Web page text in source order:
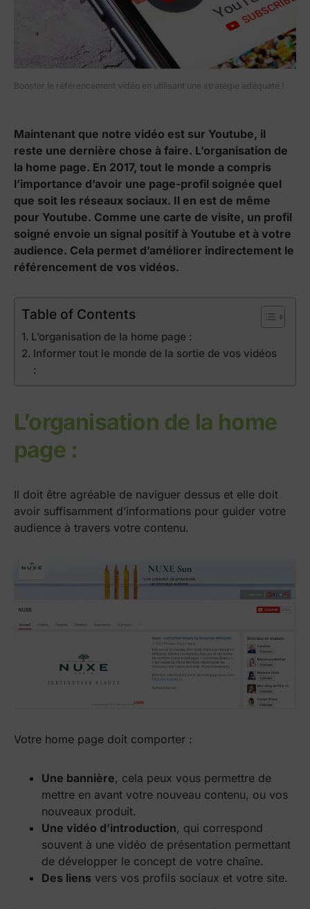
Booster le référencement vidéo en utilisant une stratégie adéquate !
Maintenant que notre vidéo est sur Youtube, il
reste une dernière chose à faire. L’organisation de
la home page. En 2017, tout le monde a compris
l’importance d’avoir une page-profil soignée quel
que soit les réseaux sociaux. Il en est de même
pour Youtube. Comme une carte de visite, un profil
soigné envoie un signal positif à Youtube et à votre
audience. Cela permet d’améliorer indirectement le
référencement de vos vidéos.
Table of Contents
L’organisation de la home page :
Informer tout le monde de la sortie de vos vidéos
:
L’organisation de la home
page :
Il doit être agréable de naviguer dessus et elle doit
avoir suffisamment d’informations pour guider votre
audience à travers votre contenu.
Votre home page doit comporter :
Une bannière, cela peux vous permettre de
mettre en avant votre nouveau contenu, ou vos
nouveaux produit.
Une vidéo d’introduction, qui correspond
souvent à une vidéo de présentation permettant
de développer le concept de votre chaîne.
Des liens vers vos profils sociaux et votre site.